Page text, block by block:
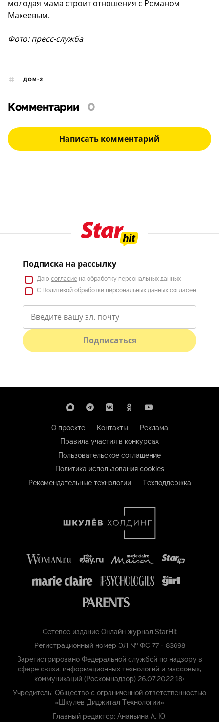
молодая мама строит отношения с Романом
Макеевым.
Фото: пресс-служба
ДОМ-2
Комментарии 0
Написать комментарий
Подписка на рассылку
Даю согласие на обработку персональных данных
С Политикой обработки персональных данных согласен
Подписаться
О проекте Контакты
Реклама
Правила участия в конкурсах
Пользовательское соглашение
Политика использования cookies
Рекомендательные технологии
Техподдержка
Сетевое издание Онлайн журнал StarHit
Регистрационный номер ЭЛ № ФС 77 - 83698
Зарегистрировано Федеральной службой по надзору в
сфере связи, информационных технологий и массовых,
коммуникаций (Роскомнадзор) 26.07.2022 18+
Учредитель: Общество с ограниченной ответственностью
«Шкулёв Диджитал Технологии»
Главный редактор: Ананьина А. Ю.